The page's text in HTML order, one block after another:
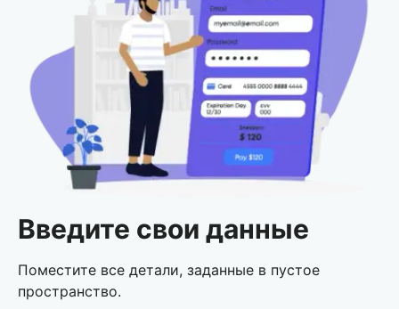
Введите свои данные
Поместите все детали, заданные в пустое
пространство.